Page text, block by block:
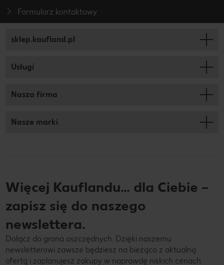
Formularz kontaktowy
sklep.kaufland.pl
Usługi
Nasza firma
Nasze marki
Więcej Kauflandu… dla Ciebie –
zapisz się do naszego
newslettera.
Dołącz do grona oszczędnych. Dzięki naszemu
newsletterowi zawsze będziesz na bieżąco z aktualną
ofertą i zaplanujesz zakupy w naprawdę niskich cenach.